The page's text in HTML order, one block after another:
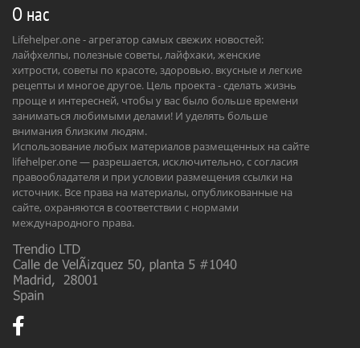
О нас
Lifehelper.one - агрегатор самых свежих новостей:
лайфхелпы, полезные советы, лайфхаки, женские
хитрости, советы по красоте, здоровью. вкусные и легкие
рецепты и многое другое. Цель проекта - сделать жизнь
проще и интересней, чтобы у вас было больше времени
заниматься любимыми делами! И уделять больше
внимания близким людям.
Использование любых материалов размещенных на сайте
lifehelper.one — разрешается, исключительно, с согласия
правообладателя и при условии размещения ссылки на
источник. Все права на материалы, опубликованные на
сайте, охраняются в соответствии с нормами
международного права.